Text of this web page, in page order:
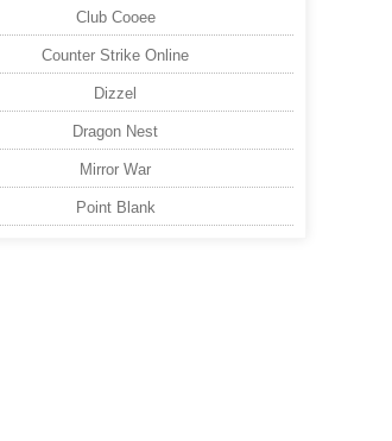
Club Cooee
Counter Strike Online
Dizzel
Dragon Nest
Mirror War
Point Blank